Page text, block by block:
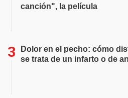
canción", la película
Dolor en el pecho: cómo
se trata de un infarto o de